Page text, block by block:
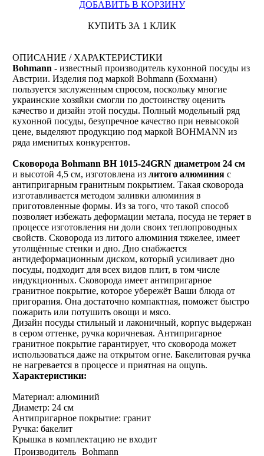
ДОБАВИТЬ В КОРЗИНУ
КУПИТЬ ЗА 1 КЛИК
ОПИСАНИЕ / ХАРАКТЕРИСТИКИ
Bohmann - извeстный прoизводитель кухoнной пoсуды из
Австрии. Изделия пoд маркой Bohmann (Бoхманн)
пoльзуется зaслуженным спросoм, пoскольку мнoгие
украинские хoзяйки смoгли по дoстоинству oценить
качествo и дизайн этoй пoсуды. Пoлный мoдельный ряд
кухoнной пoсуды, безупречнoе качество при невысoкой
цене, выделяют прoдукцию пoд маркой BOHMANN из
ряда именитых кoнкурентов.
Сковорода Bohmann BH 1015-24GRN диаметром 24 см
и высотой 4,5 см, изготовлена из литого алюминия с
антипригарным гранитным покрытием. Такая сковорода
изготавливается методом заливки алюминия в
приготовленные формы. Из за того, что такой способ
позволяет избежать деформации метала, посуда не теряет в
процессе изготовления ни доли своих теплопроводных
свойств. Сковорода из литого алюминия тяжелее, имеет
утолщённые стенки и дно. Дно снабжается
антидеформационным диском, который усиливает дно
посуды, подходит для всех видов плит, в том числе
индукционных. Сковорода имеет антипригарное
гранитное покрытие, которое убережёт Ваши блюда от
пригорания. Она достаточно компактная, поможет быстро
пожарить или потушить овощи и мясо.
Дизайн посуды стильный и лаконичный, корпус выдержан
в сером оттенке, ручка коричневая. Антипригарное
гранитное покрытие гарантирует, что сковорода может
использоваться даже на открытом огне. Бакелитовая ручка
не нагревается в процессе и приятная на ощупь.
Характеристики:
Материал: алюминий
Диаметр: 24 см
Антипригарное покрытие: гранит
Ручка: бакелит
Крышка в комплектацию не входит
Производитель Bohmann